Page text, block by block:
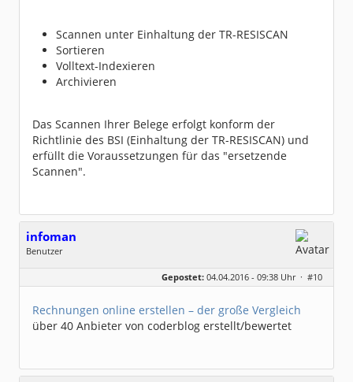
Scannen unter Einhaltung der TR-RESISCAN
Sortieren
Volltext-Indexieren
Archivieren
Das Scannen Ihrer Belege erfolgt konform der
Richtlinie des BSI (Einhaltung der TR-RESISCAN) und
erfüllt die Voraussetzungen für das "ersetzende
Scannen".
infoman
Benutzer
Dabei seit:
06 / 2008
Gepostet: 04.04.2016 - 09:38 Uhr · #10
Rechnungen online erstellen – der große Vergleich
über 40 Anbieter von coderblog erstellt/bewertet